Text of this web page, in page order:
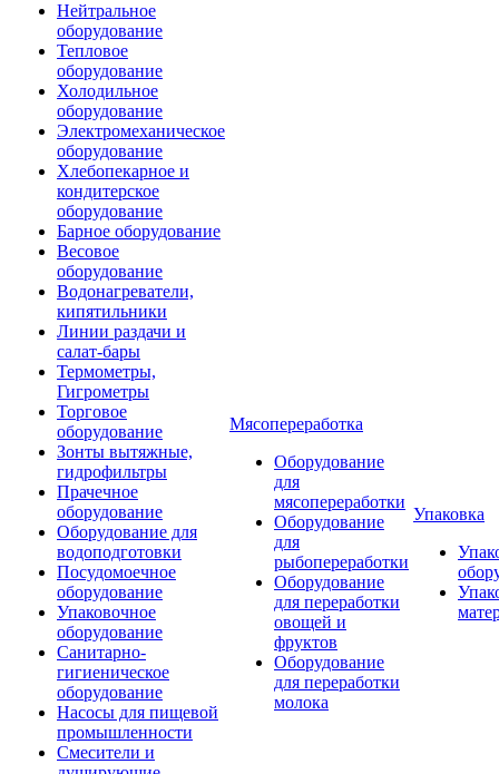
Нейтральное
оборудование
Тепловое
оборудование
Холодильное
оборудование
Электромеханическое
оборудование
Хлебопекарное и
кондитерское
оборудование
Барное оборудование
Весовое
оборудование
Водонагреватели,
кипятильники
Линии раздачи и
салат-бары
Термометры,
Гигрометры
Торговое
оборудование
Зонты вытяжные,
гидрофильтры
Прачечное
оборудование
Оборудование для
водоподготовки
Посудомоечное
оборудование
Упаковочное
оборудование
Санитарно-
гигиеническое
оборудование
Насосы для пищевой
промышленности
Смесители и
Мясопереработка
Оборудование
для
мясопереработки
Оборудование
для
рыбопереработки
Оборудование
для переработки
овощей и
фруктов
Оборудование
для переработки
молока
Упаковка